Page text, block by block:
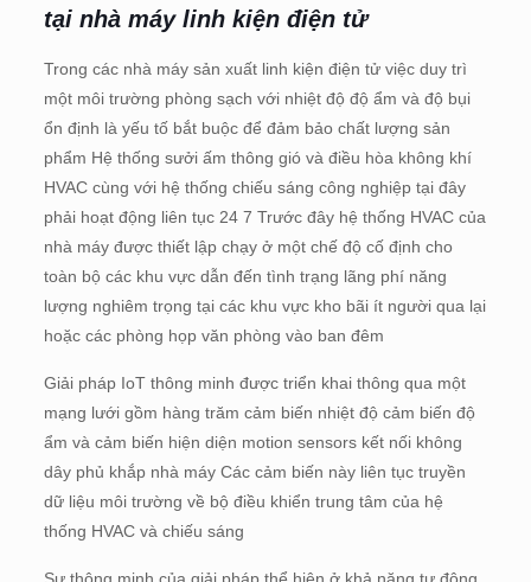
tại nhà máy linh kiện điện tử
Trong các nhà máy sản xuất linh kiện điện tử việc duy trì
một môi trường phòng sạch với nhiệt độ độ ẩm và độ bụi
ổn định là yếu tố bắt buộc để đảm bảo chất lượng sản
phẩm Hệ thống sưởi ấm thông gió và điều hòa không khí
HVAC cùng với hệ thống chiếu sáng công nghiệp tại đây
phải hoạt động liên tục 24 7 Trước đây hệ thống HVAC của
nhà máy được thiết lập chạy ở một chế độ cố định cho
toàn bộ các khu vực dẫn đến tình trạng lãng phí năng
lượng nghiêm trọng tại các khu vực kho bãi ít người qua lại
hoặc các phòng họp văn phòng vào ban đêm
Giải pháp IoT thông minh được triển khai thông qua một
mạng lưới gồm hàng trăm cảm biến nhiệt độ cảm biến độ
ẩm và cảm biến hiện diện motion sensors kết nối không
dây phủ khắp nhà máy Các cảm biến này liên tục truyền
dữ liệu môi trường về bộ điều khiển trung tâm của hệ
thống HVAC và chiếu sáng